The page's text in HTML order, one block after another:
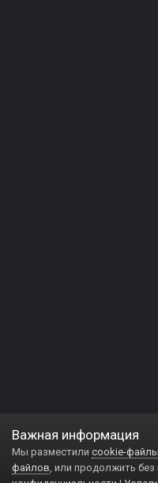
Важная информация
Мы разместили cookie-файлы
файлов, или продолжить без